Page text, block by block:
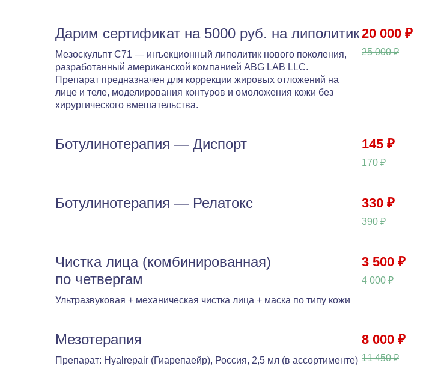
Дарим сертификат на 5000 руб. на липолитик
Мезоскульпт C71 — инъекционный липолитик нового поколения,
разработанный американской компанией ABG LAB LLC.
Препарат предназначен для коррекции жировых отложений на
лице и теле, моделирования контуров и омоложения кожи без
хирургического вмешательства.
20 000 ₽
25 000 ₽
Ботулинотерапия — Диспорт 145 ₽
170 ₽
Ботулинотерапия — Релатокс 330 ₽
390 ₽
Чистка лица (комбинированная)
по четвергам
Ультразвуковая + механическая чистка лица + маска по типу кожи
3 500 ₽
4 000 ₽
Мезотерапия
Препарат: Hyalrepair (Гиарепаейр), Россия, 2,5 мл (в ассортименте)
8 000 ₽
11 450 ₽